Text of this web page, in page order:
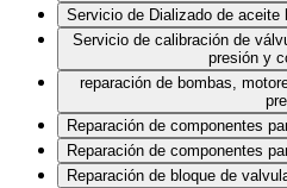
Servicio de Dializado de aceite
Servicio de calibración de
presión y
reparación de bombas,
Reparación de componentes
Reparación de componentes
Reparación de bloque de